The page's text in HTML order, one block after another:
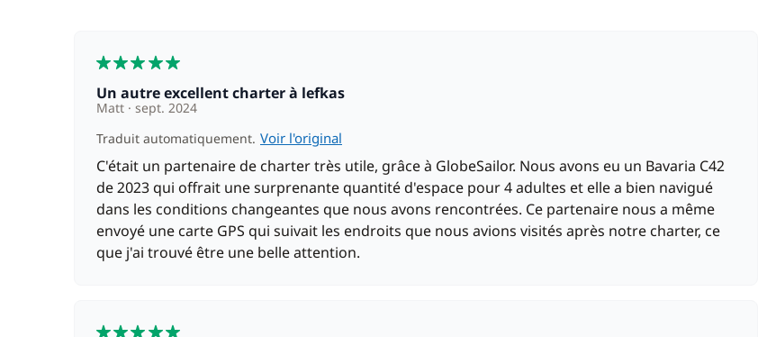
Un autre excellent charter à lefkas
Matt
sept. 2024
Traduit automatiquement. Voir l'original
C'était un partenaire de charter très utile, grâce à GlobeSailor. Nous avons eu un Bavaria C42
de 2023 qui offrait une surprenante quantité d'espace pour 4 adultes et elle a bien navigué
dans les conditions changeantes que nous avons rencontrées. Ce partenaire nous a même
envoyé une carte GPS qui suivait les endroits que nous avions visités après notre charter, ce
que j'ai trouvé être une belle attention.